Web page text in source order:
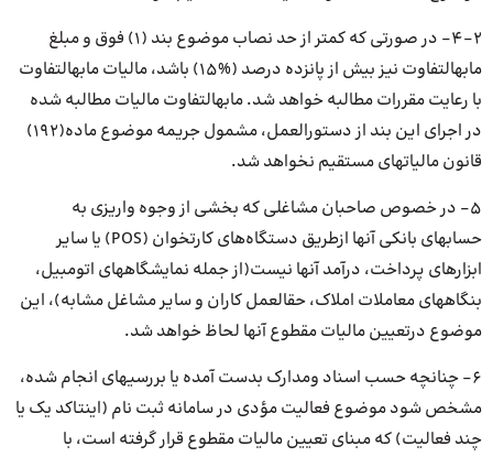
۴-۲- در صورتی که کمتر از حد نصاب موضوع بند (۱) فوق و مبلغ
مابهالتفاوت نیز بیش از پانزده درصد (%۱۵) باشد، مالیات مابهالتفاوت
با رعایت مقررات مطالبه خواهد شد. مابهالتفاوت مالیات مطالبه شده
در اجرای این بند از دستورالعمل، مشمول جریمه موضوع ماده(۱۹۲)
قانون مالیاتهای مستقیم نخواهد شد.
۵- در خصوص صاحبان مشاغلی که بخشی از وجوه واریزی به
حسابهای بانکی آنها ازطریق دستگاه‌های کارتخوان (POS) یا سایر
ابزارهای پرداخت، درآمد آنها نیست(از جمله نمایشگاههای اتومبیل،
بنگاههای معاملات املاک، حقالعمل کاران و سایر مشاغل مشابه)، این
موضوع درتعیین مالیات مقطوع آنها لحاظ خواهد شد.
۶- چنانچه حسب اسناد ومدارک بدست آمده یا بررسیهای انجام شده،
مشخص شود موضوع فعالیت مؤدی در سامانه ثبت نام (اینتاکد یک یا
چند فعالیت) که مبنای تعیین مالیات مقطوع قرار گرفته است، با